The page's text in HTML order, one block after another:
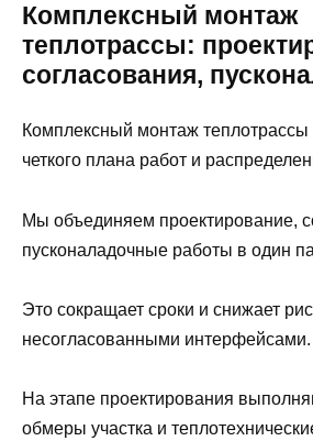
Комплексный монтаж
теплотрассы:
согласования,
Комплексный монтаж теплотрассы
четкого плана работ и
Мы объединяем проектирование,
пусконаладочные работы в один
Это сокращает сроки и снижает
несогласованными интерфейсами.
На этапе проектирования
обмеры участка и